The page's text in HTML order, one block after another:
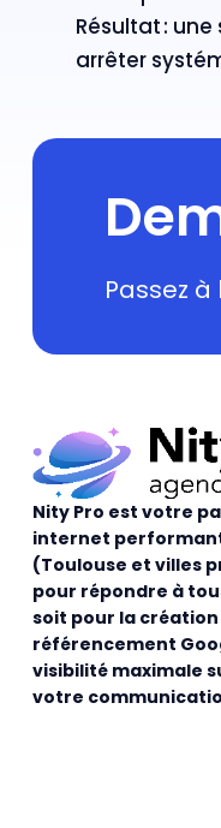
Résultat :
arrêter
Passez
Nity Pro est votre
internet
(Toulouse et villes
pour répondre à
soit pour la
référencement
visibilité maximale
votre